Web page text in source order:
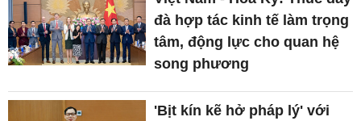
đà hợp tác kinh tế làm trọng
tâm, động lực cho quan hệ
song phương
'Bịt kín kẽ hở pháp lý' với